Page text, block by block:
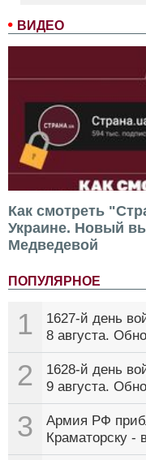
ВИДЕО
Как смотреть
Украине. Новый
Медведевой
ПОПУЛЯРНОЕ
1
1627-й день
8 августа.
2
1628-й день
9 августа.
3
Армия РФ
Краматорску -